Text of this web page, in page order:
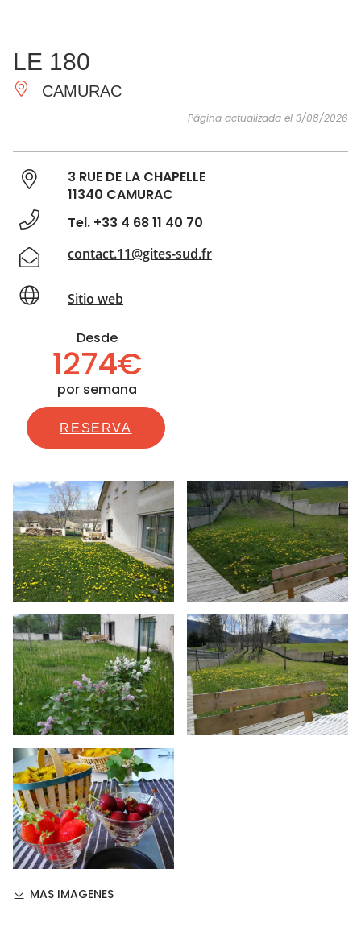
IMPRESCINDIBLES
LE 180
CAMURAC
Página actualizada el 3/08/2026
3 RUE DE LA CHAPELLE
11340 CAMURAC
Tel. +33 4 68 11 40 70
contact.11@gites-sud.fr
Sitio web
Desde
1274€
por semana
RESERVA
MAS IMAGENES